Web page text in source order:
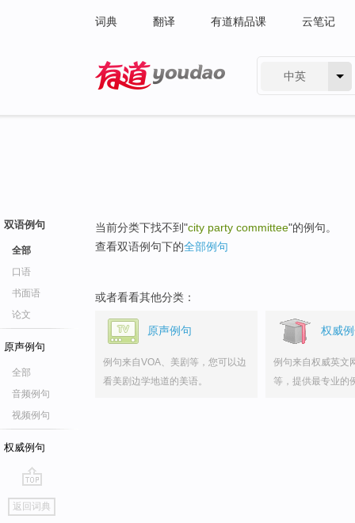
词典 翻译 有道精品课 云笔记
中英
双语例句
全部
口语
书面语
论文
原声例句
全部
音频例句
视频例句
权威例句
go
top
返回词典
当前分类下找不到"city party committee"的例句。
查看双语例句下的全部例句
或者看看其他分类：
原声例句
例句来自VOA、美剧等，您可以边
看美剧边学地道的美语。
权威
例句来自权威英文
等，提供最专业的